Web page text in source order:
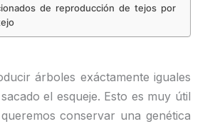
de reproducción de tejos por
árboles exáctamente iguales
el esqueje. Esto es muy útil
conservar una genética